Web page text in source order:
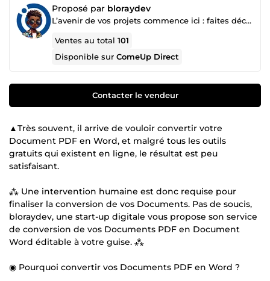
Proposé par bloraydev
L’avenir de vos projets commence ici : faites décoller votre business 🚀
Ventes au total101
Disponible surComeUp Direct
Contacter le vendeur
▲Très souvent, il arrive de vouloir convertir votre
Document PDF en Word, et malgré tous les outils
gratuits qui existent en ligne, le résultat est peu
satisfaisant.
⁂ Une intervention humaine est donc requise pour
finaliser la conversion de vos Documents. Pas de soucis,
bloraydev, une start-up digitale vous propose son service
de conversion de vos Documents PDF en Document
Word éditable à votre guise. ⁂
◉ Pourquoi convertir vos Documents PDF en Word ?